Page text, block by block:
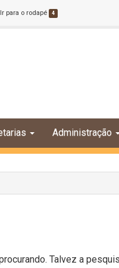
Ir para o rodapé 4
Administração
Talvez a